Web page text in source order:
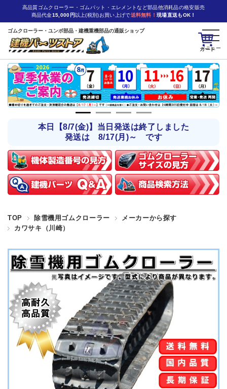
カート
高品質ゴムクローラー・ゴムパット・エレメントなど部品他消耗品の格安販売
商品代金15,000円 以上(税別)お買い上げで送料無料！ 現場直送もOK！
ゴムクローラー・ユンボ部品・建機重機部品の通販ショップ
本日【8/7(金)】当日発送は終了しました
発送は 8/17(月)～ です
TOP 除雪機用ゴムクローラー
メーカーから探す
カワサキ（川崎）